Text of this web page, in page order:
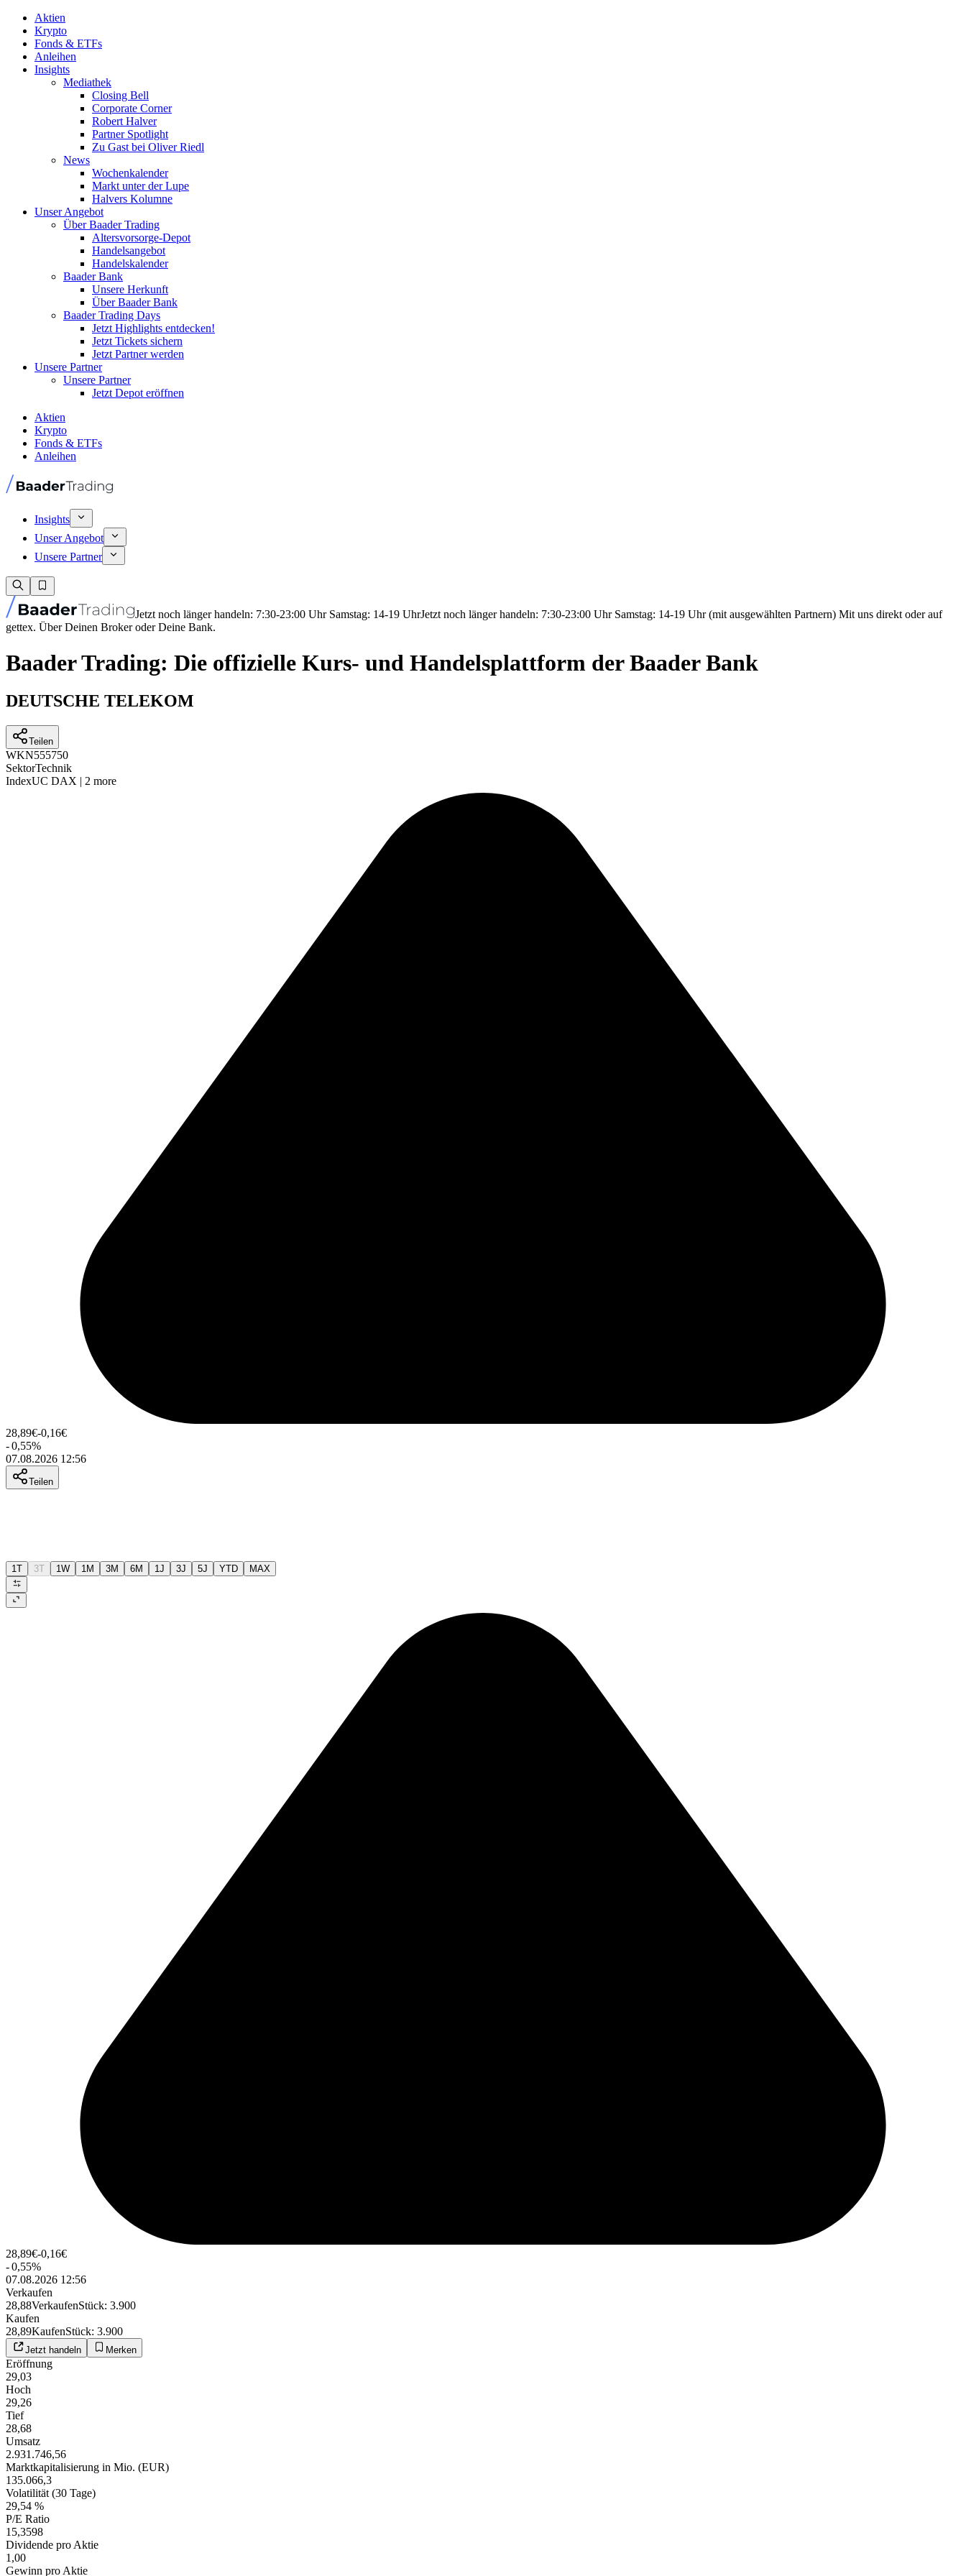
Aktien
Krypto
Fonds & ETFs
Anleihen
Insights
Mediathek
Closing Bell
Corporate Corner
Robert Halver
Partner Spotlight
Zu Gast bei Oliver Riedl
News
Wochenkalender
Markt unter der Lupe
Halvers Kolumne
Unser Angebot
Über Baader Trading
Altersvorsorge-Depot
Handelsangebot
Handelskalender
Baader Bank
Unsere Herkunft
Über Baader Bank
Baader Trading Days
Jetzt Highlights entdecken!
Jetzt Tickets sichern
Jetzt Partner werden
Unsere Partner
Unsere Partner
Jetzt Depot eröffnen
Aktien
Krypto
Fonds & ETFs
Anleihen
Insights
Unser Angebot
Unsere Partner
Jetzt noch länger handeln: 7:30-23:00 Uhr Samstag: 14-19 UhrJetzt noch länger handeln: 7:30-23:00 Uhr Samstag: 14-19 Uhr (mit ausgewählten Partnern) Mit uns direkt oder auf
gettex. Über Deinen Broker oder Deine Bank.
Baader Trading: Die offizielle Kurs- und Handelsplattform der Baader Bank
DEUTSCHE TELEKOM
Teilen
WKN555750
SektorTechnik
IndexUC DAX | 2 more
28,89€-0,16€
-0,55%
07.08.2026 12:56
Teilen
1T 3T 1W 1M 3M 6M 1J 3J 5J YTD MAX
28,89€-0,16€
-0,55%
07.08.2026 12:56
Verkaufen
28,88VerkaufenStück: 3.900
Kaufen
28,89KaufenStück: 3.900
Jetzt handeln Merken
Eröffnung
29,03
Hoch
29,26
Tief
28,68
Umsatz
2.931.746,56
Marktkapitalisierung in Mio. (EUR)
135.066,3
Volatilität (30 Tage)
29,54 %
P/E Ratio
15,3598
Dividende pro Aktie
1,00
Gewinn pro Aktie